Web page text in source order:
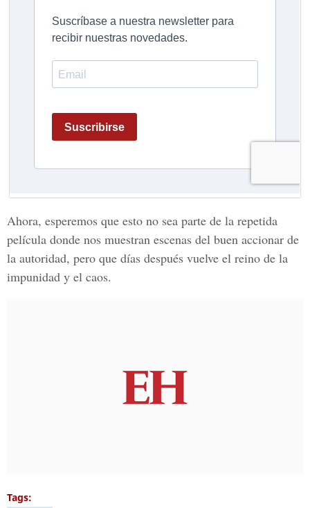
Ahora, esperemos que esto no sea parte de la repetida
película donde nos muestran escenas del buen accionar de
la autoridad, pero que días después vuelve el reino de la
impunidad y el caos.
Tags: